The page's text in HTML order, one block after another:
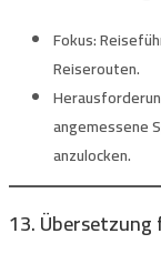
Fokus:
Reiserouten.
angemessene
anzulocken.
13.